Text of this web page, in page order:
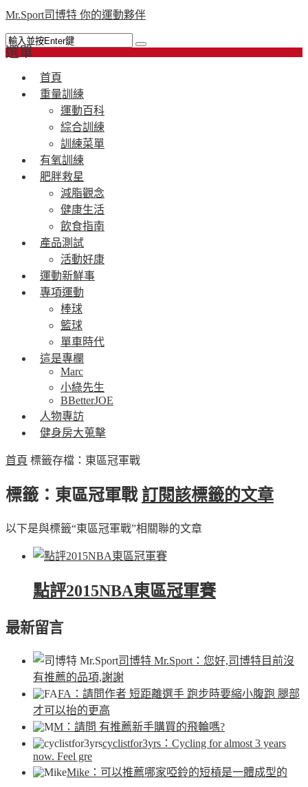
Mr.Sport司博特 你的運動夥伴
選單
首頁
重量訓練
運動百科
綜合訓練
訓練菜單
有氧訓練
肥胖救星
減脂觀念
健康生活
飲食指南
產品測試
活動好康
運動新鮮事
專項運動
棒球
籃球
單車時代
這是專欄
Marc
小綠先生
BBetterJOE
人物專訪
健身房大蒐擊
首頁 標籤存檔：東區冠軍戰
標籤：東區冠軍戰 訂閱該標籤的文章
以下是與標籤“東區冠軍戰”相關聯的文章
點評2015NBA東區冠軍賽
最新留言
司博特 Mr.Sport ：您好,司博特目前沒
有推薦的品項,謝謝
FA ：請問作者 短距離選手 跑步時要縮小腹跑 腿部
才可以抬的更高
M ：請問 有推薦新手購買的飛輪嗎?
cyclistfor3yrs ：Cycling for almost 3 years
now. Feel gre
Mike ：可以推薦哪家啞鈴的短槓是一體成型的